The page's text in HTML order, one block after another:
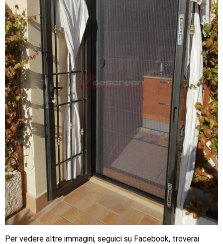
Per vedere altre immagini, seguici su Facebook, troverai